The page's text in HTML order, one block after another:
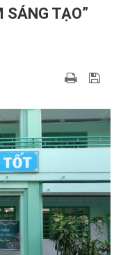
SÁNG TẠO”